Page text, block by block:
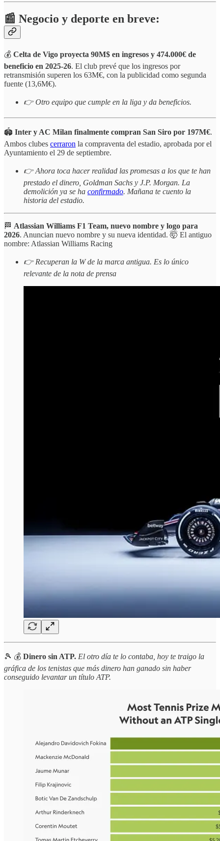
📰 Negocio y deporte en breve:
💰 Celta de Vigo proyecta 90M$ en ingresos y 474.000€ de
beneficio en 2025-26. El club prevé que los ingresos por
retransmisión superen los 63M€, con la publicidad como segunda
fuente (13,6M€).
👉 Otro equipo que cumple en la liga y da beneficios.
🏟️ Inter y AC Milan finalmente compran San Siro por 197M€.
Ambos clubes cerraron la compraventa del estadio, aprobada por el
Ayuntamiento el 29 de septiembre.
👉 Ahora toca hacer realidad las promesas a los que te han
prestado el dinero, Goldman Sachs y J.P. Morgan. La
demolición ya se ha confirmado. Mañana te cuento la
historia del estadio.
🏁 Atlassian Williams F1 Team, nuevo nombre y logo para
2026. Anuncian nuevo nombre y su nueva identidad. 🤯 El antiguo
nombre: Atlassian Williams Racing
👉 Recuperan la W de la marca antigua. Es lo único
relevante de la nota de prensa
🎾 💰 Dinero sin ATP. El otro día te lo contaba, hoy te traigo la
gráfica de los tenistas que más dinero han ganado sin haber
conseguido levantar un título ATP.